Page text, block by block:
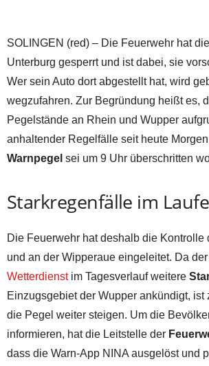
SOLINGEN (red) – Die Feuerwehr hat die
Unterburg gesperrt und ist dabei, sie
Wer sein Auto dort abgestellt hat, wird
wegzufahren. Zur Begründung heißt es,
Pegelstände an Rhein und Wupper
anhaltender Regelfälle seit heute
Warnpegel sei um 9 Uhr überschritten
Starkregenfälle im
Die Feuerwehr hat deshalb die Kontrolle
und an der Wipperaue eingeleitet. Da der
Wetterdienstim Tagesverlauf weitere
Einzugsgebiet der Wupper ankündigt, ist
die Pegel weiter steigen. Um die
informieren, hat die Leitstelle der
dass die Warn-App NINA ausgelöst und